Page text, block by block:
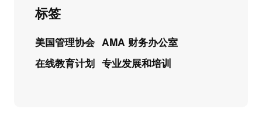
标签
美国管理协会 AMA 财务办公室
在线教育计划 专业发展和培训